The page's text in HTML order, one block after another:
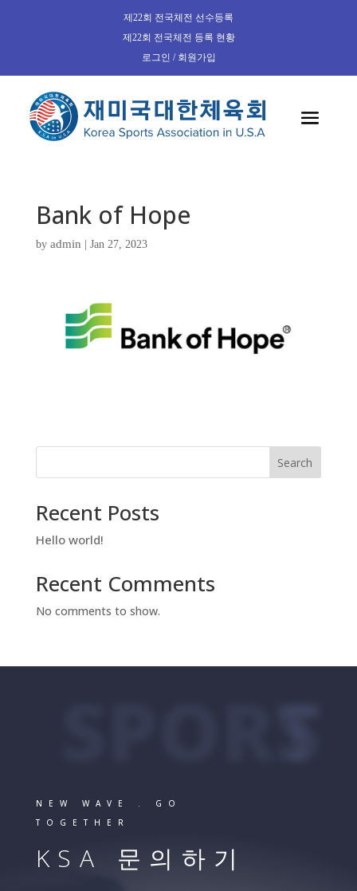
제22회 전국체전 선수등록
제22회 전국체전 등록 현황
로그인 / 회원가입
Bank of Hope
by admin Jan 27, 2023
Search
Recent Posts
Hello world!
Recent Comments
No comments to show.
SPORTS
NEW WAVE . GO
TOGETHER
KSA 문의하기